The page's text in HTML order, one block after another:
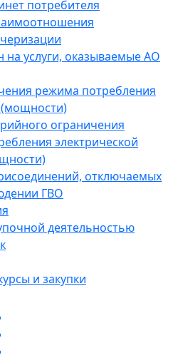
потребителя
на услуги, оказываемые АО
режима потребления
(мощности)
ограничения
электрической
отключаемых
ГВО
деятельностью
и закупки